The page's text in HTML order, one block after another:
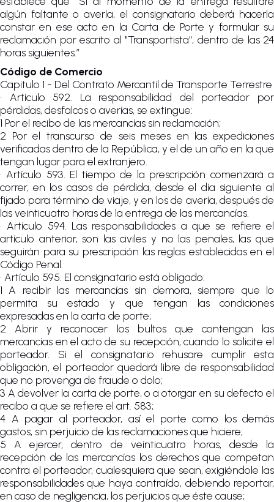
algún faltante o avería, el consignatario deberá hacerla
constar en ese acto en la Carta de Porte y formular su
reclamación por escrito al "Transportista", dentro de las 24
horas siguientes.”
Código de Comercio
Capitulo 1 - Del Contrato Mercantil de Transporte Terrestre
• Artículo 592. La responsabilidad del porteador por
pérdidas, desfalcos o averías, se extingue:
1 Por el recibo de las mercancías sin reclamación;
2 Por el transcurso de seis meses en las expediciones
verificadas dentro de la República, y el de un año en la que
tengan lugar para el extranjero.
• Artículo 593. El tiempo de la prescripción comenzará a
correr, en los casos de pérdida, desde el día siguiente al
fijado para término de viaje, y en los de avería, después de
las veinticuatro horas de la entrega de las mercancías.
• Artículo 594. Las responsabilidades a que se refiere el
artículo anterior, son las civiles y no las penales, las que
seguirán para su prescripción las reglas establecidas en el
Código Penal.
• Artículo 595. El consignatario está obligado:
1 A recibir las mercancías sin demora, siempre que lo
permita su estado y que tengan las condiciones
expresadas en la carta de porte;
2 Abrir y reconocer los bultos que contengan las
mercancías en el acto de su recepción, cuando lo solicite el
porteador. Si el consignatario rehusare cumplir esta
obligación, el porteador quedará libre de responsabilidad
que no provenga de fraude o dolo;
3 A devolver la carta de porte, o a otorgar en su defecto el
recibo a que se refiere el art. 583;
4 A pagar al porteador, así el porte como los demás
gastos, sin perjuicio de las reclamaciones que hiciere;
5 A ejercer, dentro de veinticuatro horas, desde la
recepción de las mercancías los derechos que competan
contra el porteador, cualesquiera que sean, exigiéndole las
responsabilidades que haya contraído, debiendo reportar,
en caso de negligencia, los perjuicios que éste cause;